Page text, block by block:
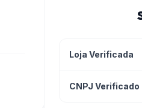
Loja Verificada
CNPJ Verificado